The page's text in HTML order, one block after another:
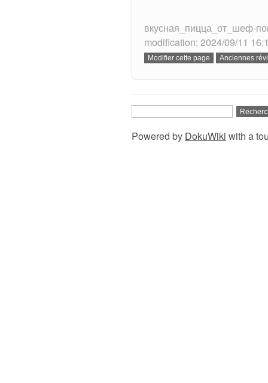
вкусная_пицца_от_шеф-
modification: 2024/09/11
Powered by DokuWiki with a